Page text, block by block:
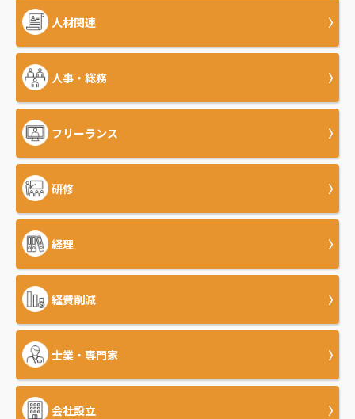
人材関連
人事・総務
フリーランス
研修
経理
経費削減
士業・専門家
会社設立